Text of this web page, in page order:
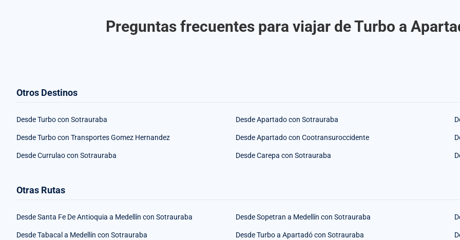
Preguntas frecuentes para viajar de Turbo a
Otros Destinos
Desde Turbo con Sotrauraba Desde Apartado con Sotrauraba
Desde Turbo con Transportes Gomez Hernandez Desde Apartado con Cootransuroccidente
Desde Currulao con Sotrauraba Desde Carepa con Sotrauraba
Otras Rutas
Desde Santa Fe De Antioquia a Medellín con Sotrauraba Desde Sopetran a Medellín con Sotrauraba
Desde Tabacal a Medellín con Sotrauraba Desde Turbo a Apartadó con Sotrauraba